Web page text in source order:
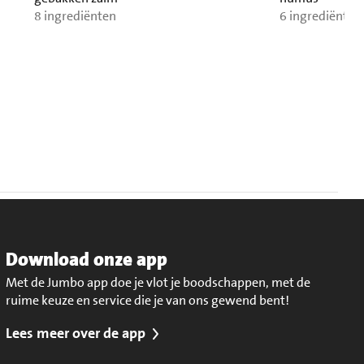
8 ingrediënten
6 ingrediënten
Download onze app
Met de Jumbo app doe je vlot je boodschappen, met de
ruime keuze en service die je van ons gewend bent!
Lees meer over de app